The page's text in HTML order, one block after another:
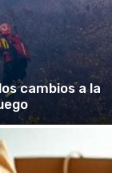
cambios a la